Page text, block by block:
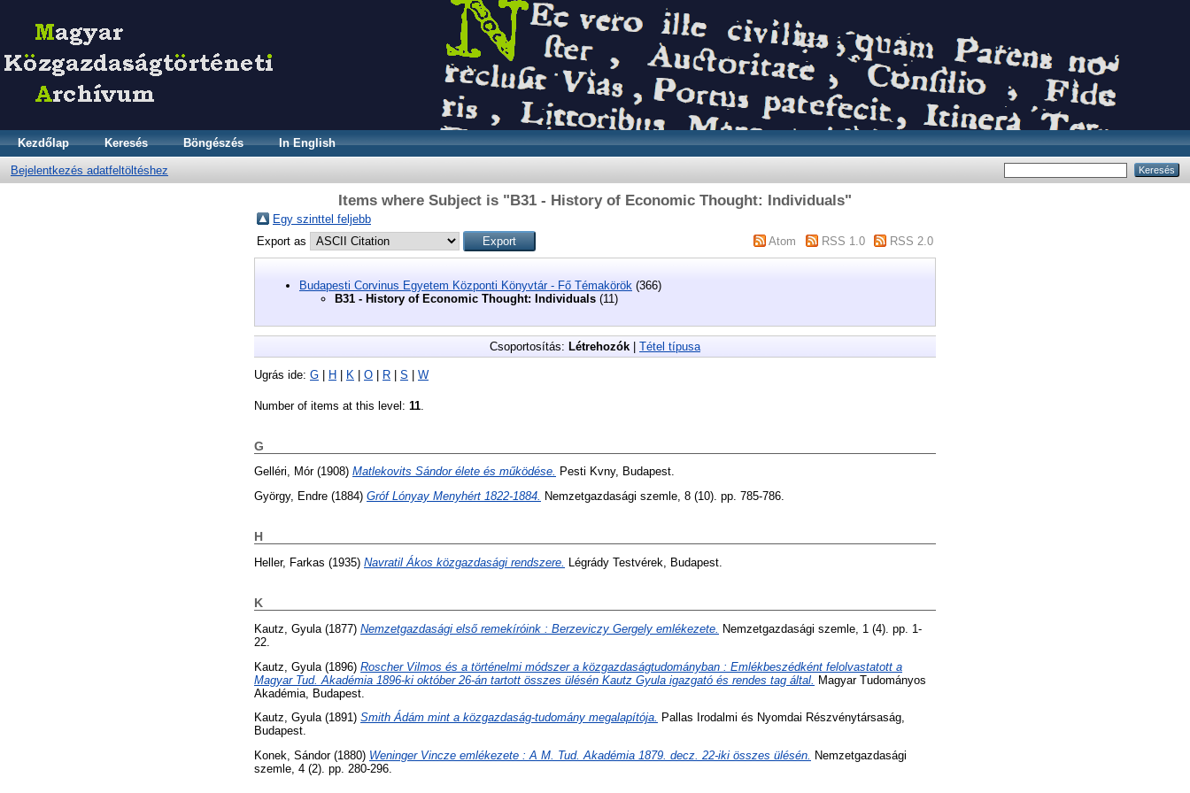
Kezdőlap Keresés Böngészés In English
Bejelentkezés adatfeltöltéshez
Items where Subject is "B31 - History of Economic Thought: Individuals"
Egy szinttel feljebb
Export as
Atom RSS 1.0 RSS 2.0
Budapesti Corvinus Egyetem Központi Könyvtár - Fő Témakörök (366)
B31 - History of Economic Thought: Individuals (11)
Csoportosítás: Létrehozók | Tétel típusa
Ugrás ide: G | H | K | O | R | S | W
Number of items at this level: 11
G
Gelléri, Mór(1908) Matlekovits Sándor élete és működése. Pesti Kvny, Budapest.
György, Endre (1884) Gróf Lónyay Menyhért 1822-1884. Nemzetgazdasági szemle, 8 (10). pp. 785-786.
H
Heller, Farkas (1935) Navratil Ákos közgazdasági rendszere. Légrády Testvérek, Budapest.
K
Kautz, Gyula (1877) Nemzetgazdasági első remekíróink : Berzeviczy Gergely emlékezete.
Nemzetgazdasági szemle, 1 (4). pp. 1-
22.
Kautz, Gyula (1896) Roscher Vilmos és a történelmi módszer a közgazdaságtudományban : Emlékbeszédként felolvastatott a
Magyar Tud. Akadémia 1896-ki október 26-án tartott összes ülésén Kautz Gyula igazgató és rendes tag által. Magyar Tudományos
Akadémia, Budapest.
Kautz, Gyula(1891) Smith Ádám mint a közgazdaság-tudomány megalapítója. Pallas Irodalmi és Nyomdai Részvénytársaság,
Budapest.
Konek, Sándor(1880) Weninger Vincze emlékezete : A M. Tud. Akadémia 1879. decz. 22-iki összes ülésén. Nemzetgazdasági
szemle, 4 (2). pp. 280-296.